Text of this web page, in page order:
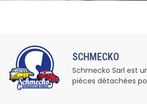
SCHMECKO
Schmecko Sarl est
pièces détachées